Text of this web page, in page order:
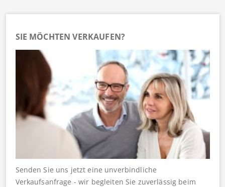
SIE MÖCHTEN VERKAUFEN?
Senden Sie uns jetzt eine unverbindliche
Verkaufsanfrage - wir begleiten Sie zuverlässig beim